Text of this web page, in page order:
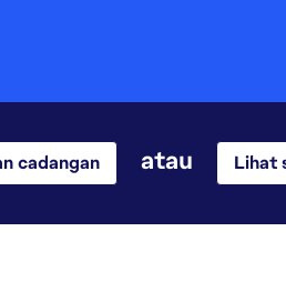
cadangan atau Lihat